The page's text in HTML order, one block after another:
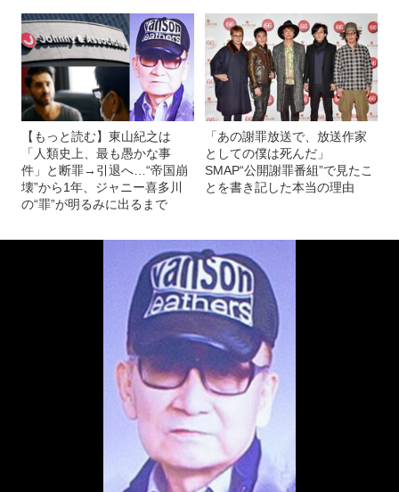
【もっと読む】東山紀之は
「人類史上、最も愚かな事
件」と断罪→引退へ…“帝国崩
壊”から1年、ジャニー喜多川
の“罪”が明るみに出るまで
「あの謝罪放送で、放送作家
としての僕は死んだ」
SMAP“公開謝罪番組”で見たこ
とを書き記した本当の理由